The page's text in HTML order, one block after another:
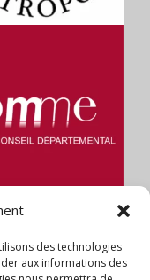
des technologies
aux informations des